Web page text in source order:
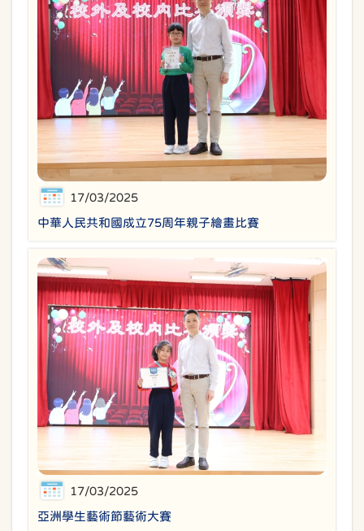
17/03/2025
中華人民共和國成立75周年親子繪畫比賽
17/03/2025
亞洲學生藝術節藝術大賽